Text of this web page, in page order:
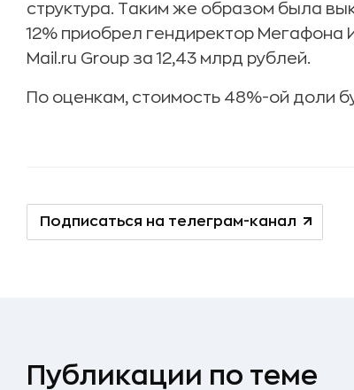
структура. Таким же образом была
12% приобрел гендиректор Мегафона
Mail.ru Group за 12,43 млрд рублей.
По оценкам, стоимость 48%-ой доли
Подписаться на телеграм-канал
Публикации по теме